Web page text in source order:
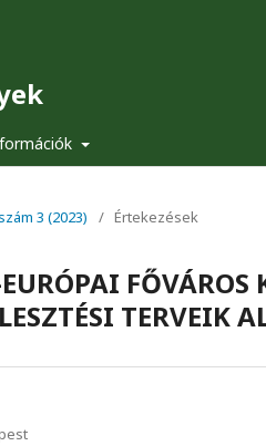
3 (2023) / Értekezések
TERVEIK